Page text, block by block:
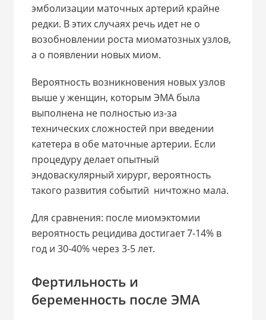
эмболизации маточных артерий крайне
редки. В этих случаях речь идет не о
возобновлении роста миоматозных узлов,
а о появлении новых миом.
Вероятность возникновения новых узлов
выше у женщин, которым ЭМА была
выполнена не полностью из-за
технических сложностей при введении
катетера в обе маточные артерии. Если
процедуру делает опытный
эндоваскулярный хирург, вероятность
такого развития событий ничтожно мала.
Для сравнения: после миомэктомии
вероятность рецидива достигает 7-14% в
год и 30-40% через 3-5 лет.
Фертильность и
беременность после ЭМА